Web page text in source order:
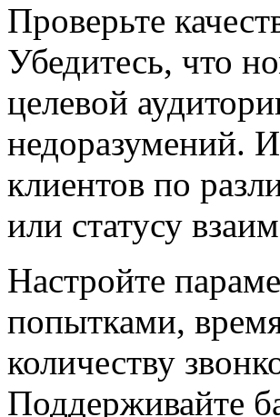
Проверьте
Убедитесь, что
целевой
недоразумений.
клиентов по
или статусу
Настройте
попытками,
количеству
Поддерживайте